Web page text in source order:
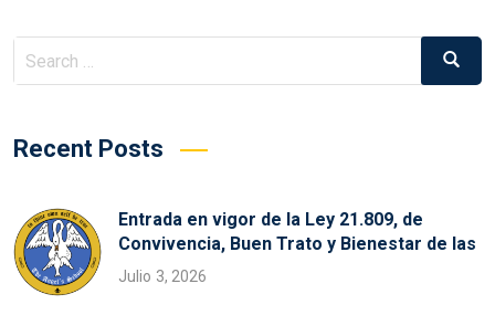
Search
for:
Search
Recent Posts
Entrada en vigor de la Ley 21.809, de
Convivencia, Buen Trato y Bienestar de las
Julio 3, 2026